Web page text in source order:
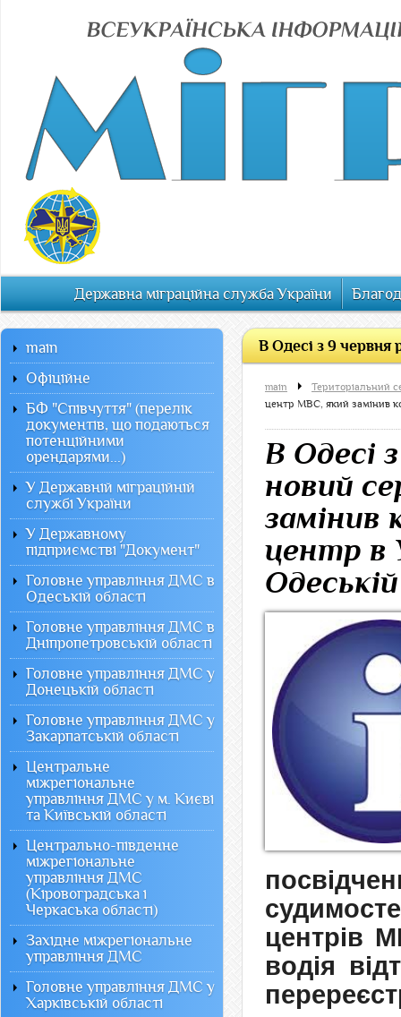
Державна міграційна служба України
В Одесі з 9 червня
main
Територіальний
центр МВС, який замінив
В Одесі
новий
замінив
центр в
центрів
водія
main
Офiцiйне
БФ "Співчуття" (перелік
документів, що подаються
потенційними
орендарями...)
У Державній міграційній
службі України
У Державному
підприємстві "Документ"
Головне управління ДМС в
Одеській області
Головне управління ДМС в
Дніпропетровській області
Головне управління ДМС у
Донецькій області
Головне управління ДМС у
Закарпатській області
Центральне
міжрегіональне
управління ДМС у м. Києві
та Київській області
Центрально-південне
міжрегіональне
управління ДМС
(Кіровоградська і
Черкаська області)
Західне міжрегіональне
управління ДМС
Головне управління ДМС у
Харківській області